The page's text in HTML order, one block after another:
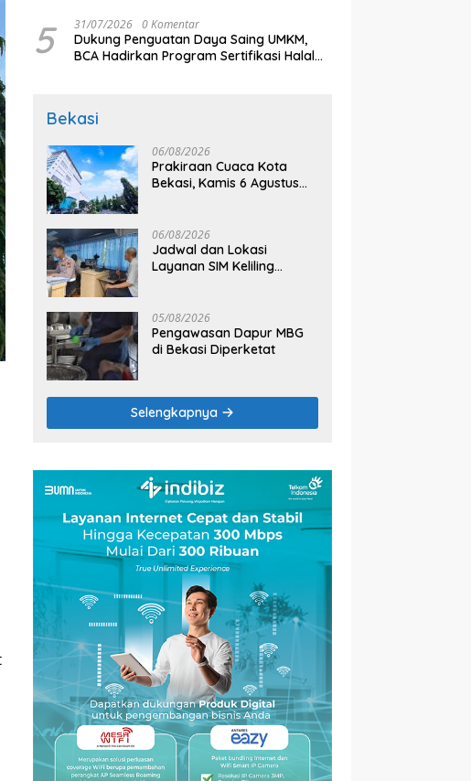
5 31/07/2026 0 Komentar
Dukung Penguatan Daya Saing UMKM,
BCA Hadirkan Program Sertifikasi Halal
Bekasi
06/08/2026
Prakiraan Cuaca Kota
Bekasi, Kamis 6 Agustus
06/08/2026
Jadwal dan Lokasi
Layanan SIM Keliling
05/08/2026
Pengawasan Dapur MBG
di Bekasi Diperketat
Selengkapnya